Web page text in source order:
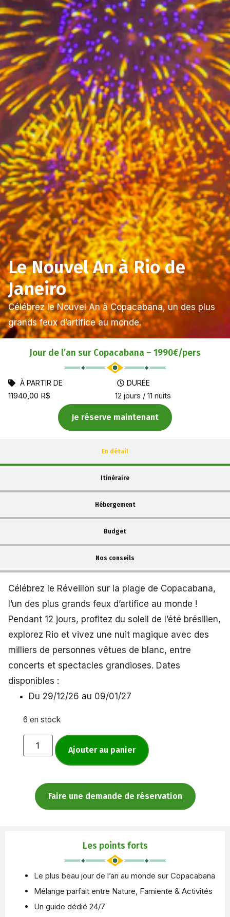
Le Nouvel An à Rio de
Janeiro
Célébrez le Nouvel An à Copacabana, un des plus
grands feux d’artifice au monde.
Jour de l’an sur Copacabana – 1990€/pers
À PARTIR DE
11940,00 R$
DURÉE
12 jours / 11 nuits
Je réserve maintenant
En détail
Itinéraire
Hébergement
Budget
Nos conseils
Célébrez le Réveillon sur la plage de Copacabana,
l’un des plus grands feux d’artifice au monde !
Pendant 12 jours, profitez du soleil de l’été brésilien,
explorez Rio et vivez une nuit magique avec des
milliers de personnes vêtues de blanc, entre
concerts et spectacles grandioses. Dates
disponibles :
Du 29/12/26 au 09/01/27
6 en stock
Ajouter au panier
Faire une demande de réservation
Les points forts
Le plus beau jour de l’an au monde sur Copacabana
Mélange parfait entre Nature, Farniente & Activités
Un guide dédié 24/7